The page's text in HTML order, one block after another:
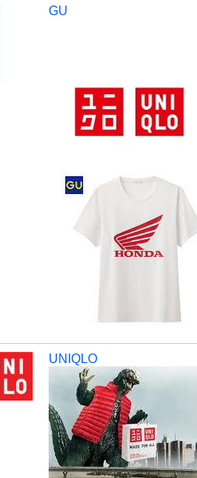
GU
UNIQLO